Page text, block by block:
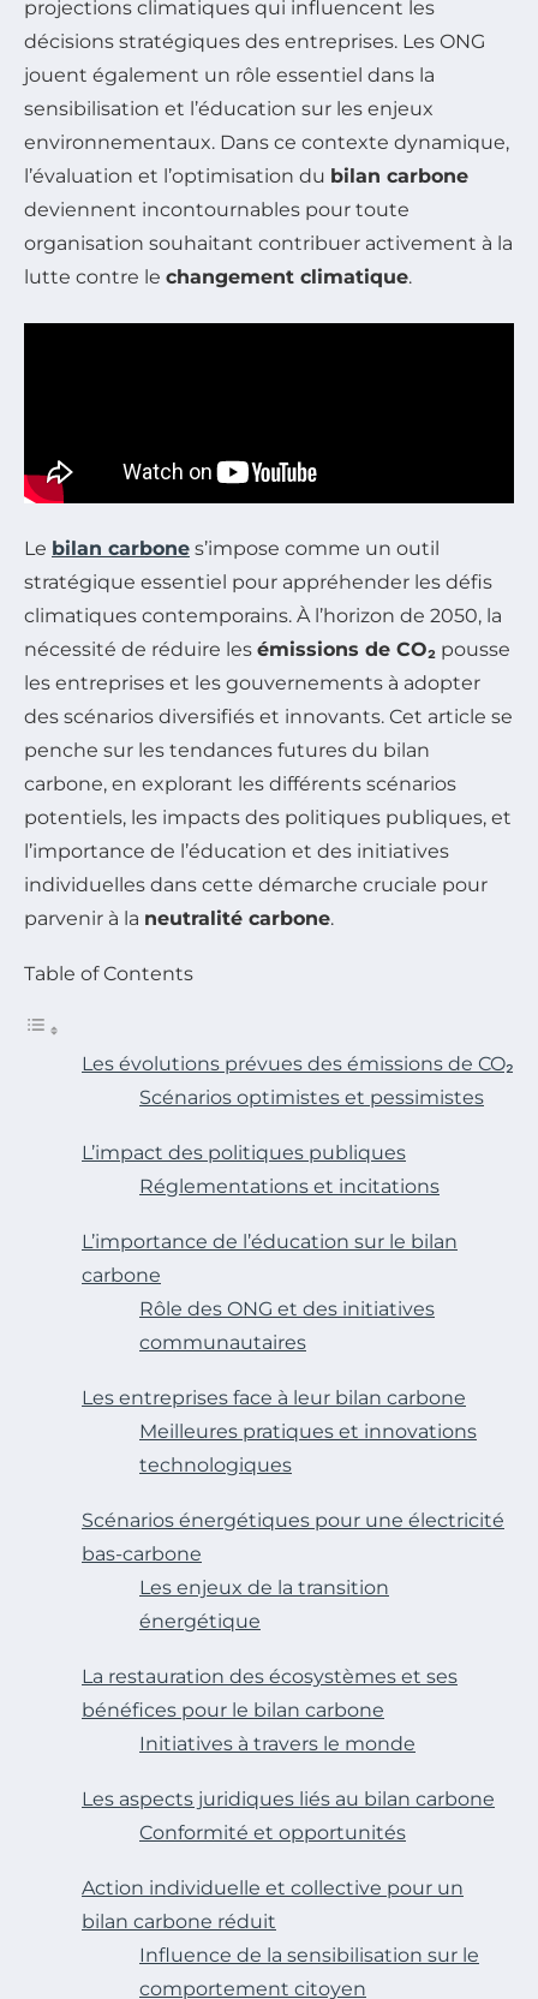
projections climatiques qui influencent les
décisions stratégiques des entreprises. Les ONG
jouent également un rôle essentiel dans la
sensibilisation et l’éducation sur les enjeux
environnementaux. Dans ce contexte dynamique,
l’évaluation et l’optimisation du bilan carbone
deviennent incontournables pour toute
organisation souhaitant contribuer activement à la
lutte contre le changement climatique.
Le bilan carbone s’impose comme un outil
stratégique essentiel pour appréhender les défis
climatiques contemporains. À l’horizon de 2050, la
nécessité de réduire les émissions de CO₂ pousse
les entreprises et les gouvernements à adopter
des scénarios diversifiés et innovants. Cet article se
penche sur les tendances futures du bilan
carbone, en explorant les différents scénarios
potentiels, les impacts des politiques publiques, et
l’importance de l’éducation et des initiatives
individuelles dans cette démarche cruciale pour
parvenir à la neutralité carbone.
Table of Contents
Les évolutions prévues des émissions de CO₂
Scénarios optimistes et pessimistes
L’impact des politiques publiques
Réglementations et incitations
L’importance de l’éducation sur le bilan
carbone
Rôle des ONG et des initiatives
communautaires
Les entreprises face à leur bilan carbone
Meilleures pratiques et innovations
technologiques
Scénarios énergétiques pour une électricité
bas-carbone
Les enjeux de la transition
énergétique
La restauration des écosystèmes et ses
bénéfices pour le bilan carbone
Initiatives à travers le monde
Les aspects juridiques liés au bilan carbone
Conformité et opportunités
Action individuelle et collective pour un
bilan carbone réduit
Influence de la sensibilisation sur le
comportement citoyen